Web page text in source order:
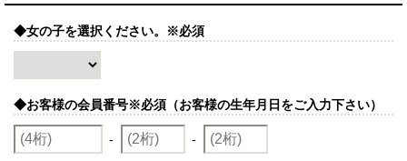
◆女の子を選択ください。 ※必須
◆お客様の会員番号※必須（お客様の生年月日をご入力下さい）
- -